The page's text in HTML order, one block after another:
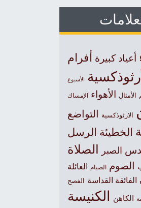
أعياد كبيرة أفرام
الأسبوع
الأمثال الأهواء الإمساك
الارثوذكسية التواضع
الخطيئة الرسل
الصبر الصلاة
الصوم الصيام العائلة
الفائقة القداسة الفصح
الكاهن الكنيسة